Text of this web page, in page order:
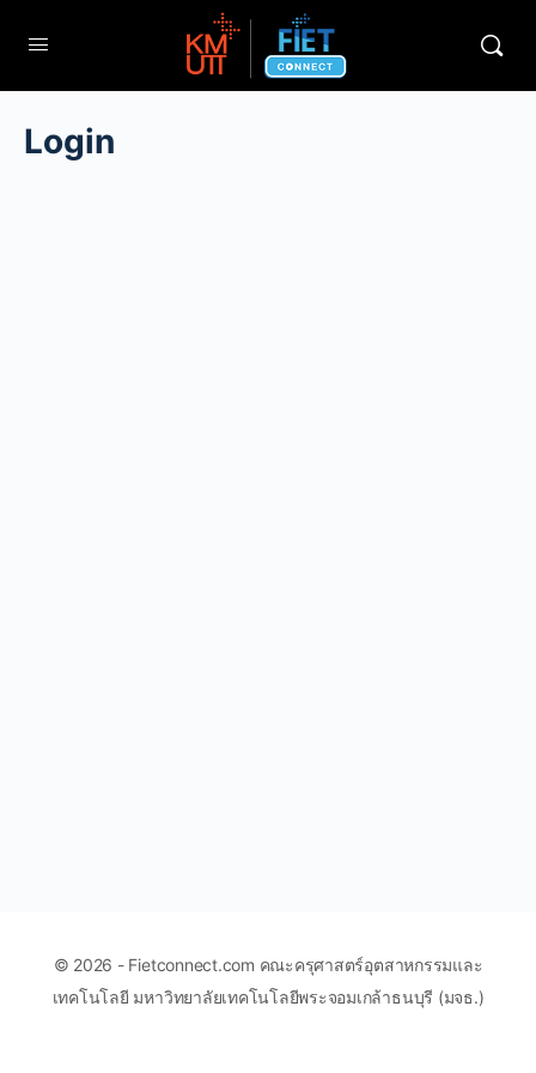
Login
© 2026 - Fietconnect.com คณะครุศาสตร์อุตสาหกรรมและ
เทคโนโลยี มหาวิทยาลัยเทคโนโลยีพระจอมเกล้าธนบุรี (มจธ.)